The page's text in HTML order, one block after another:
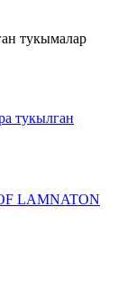
тукылган
LAMNATON